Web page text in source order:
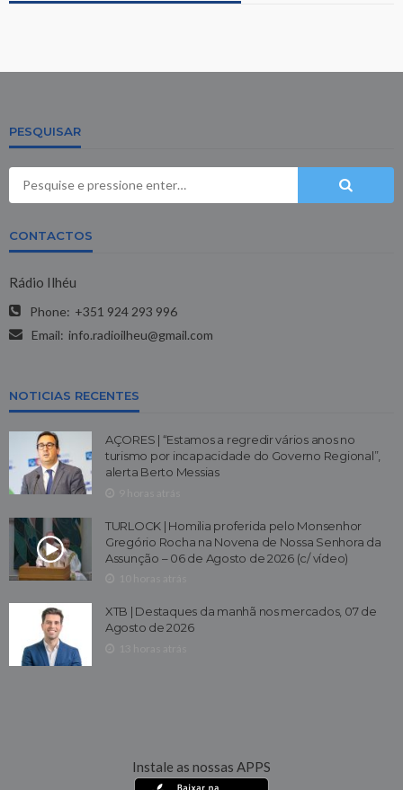
PESQUISAR
CONTACTOS
Rádio Ilhéu
Phone: +351 924 293 996
Email: info.radioilheu@gmail.com
NOTICIAS RECENTES
AÇORES | “Estamos a regredir vários anos no
turismo por incapacidade do Governo Regional”,
alerta Berto Messias
TURLOCK | Homilia proferida pelo Monsenhor
Gregório Rocha na Novena de Nossa Senhora da
Assunção – 06 de Agosto de 2026 (c/ vídeo)
XTB | Destaques da manhã nos mercados, 07 de
Agosto de 2026
Instale as nossas APPS